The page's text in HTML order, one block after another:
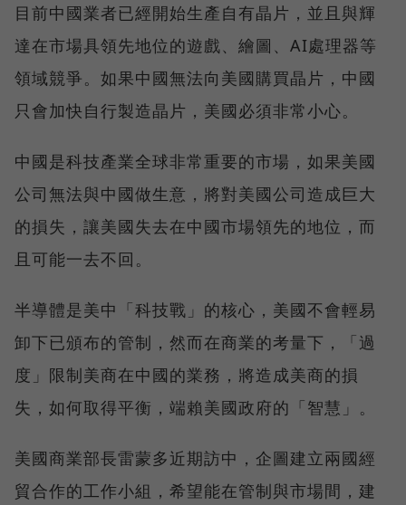
目前中國業者已經開始生產自有晶片，並且與輝
達在市場具領先地位的遊戲、繪圖、AI處理器等
領域競爭。如果中國無法向美國購買晶片，中國
只會加快自行製造晶片，美國必須非常小心。
中國是科技產業全球非常重要的市場，如果美國
公司無法與中國做生意，將對美國公司造成巨大
的損失，讓美國失去在中國市場領先的地位，而
且可能一去不回。
半導體是美中「科技戰」的核心，美國不會輕易
卸下已頒布的管制，然而在商業的考量下，「過
度」限制美商在中國的業務，將造成美商的損
失，如何取得平衡，端賴美國政府的「智慧」。
美國商業部長雷蒙多近期訪中，企圖建立兩國經
貿合作的工作小組，希望能在管制與市場間，建